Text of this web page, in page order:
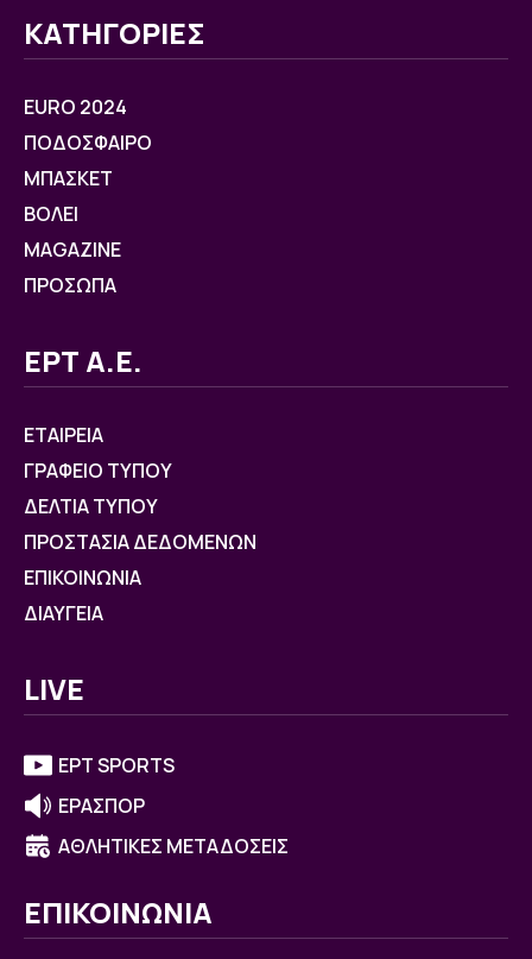
ΚΑΤΗΓΟΡΙΕΣ
EURO 2024
ΠΟΔΟΣΦΑΙΡΟ
ΜΠΑΣΚΕΤ
ΒOΛΕΙ
MAGAZINE
ΠΡΟΣΩΠΑ
ΕΡΤ Α.Ε.
ΕΤΑΙΡΕΙΑ
ΓΡΑΦΕΙΟ ΤΥΠΟΥ
ΔΕΛΤΙΑ ΤΥΠΟΥ
ΠΡΟΣΤΑΣΙΑ ΔΕΔΟΜΕΝΩΝ
ΕΠΙΚΟΙΝΩΝΙΑ
ΔΙΑΥΓΕΙΑ
LIVE
ΕΡΤ SPORTS
ΕΡΑΣΠΟΡ
ΑΘΛΗΤΙΚΕΣ ΜΕΤΑΔΟΣΕΙΣ
ΕΠΙΚΟΙΝΩΝΙΑ